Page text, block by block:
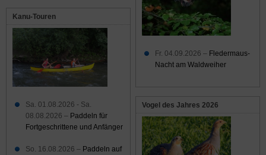
Fr. 04.09.2026 – Fledermaus-
Nacht am Waldweiher
Vogel des Jahres 2026
Kanu-Touren
Sa. 01.08.2026 - Sa.
08.08.2026 – Paddeln für
Fortgeschrittene und Anfänger
So. 16.08.2026 – Paddeln auf